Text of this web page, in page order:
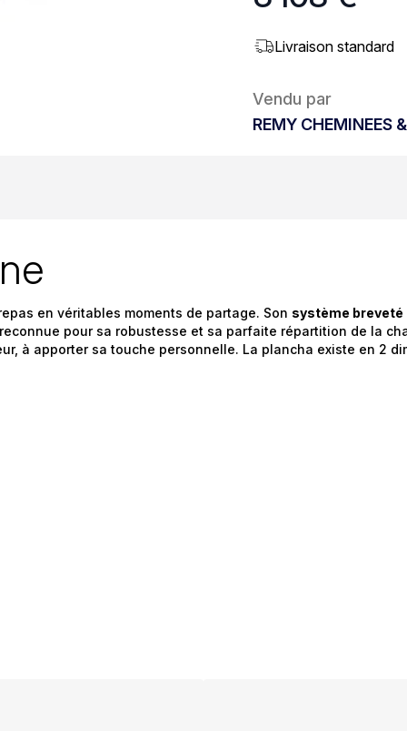
Livraison standard
Vendu par
REMY CHEMINEES
en véritables moments de partage. Son système breveté
pour sa robustesse et sa parfaite répartition de la
à apporter sa touche personnelle. La plancha existe en 2